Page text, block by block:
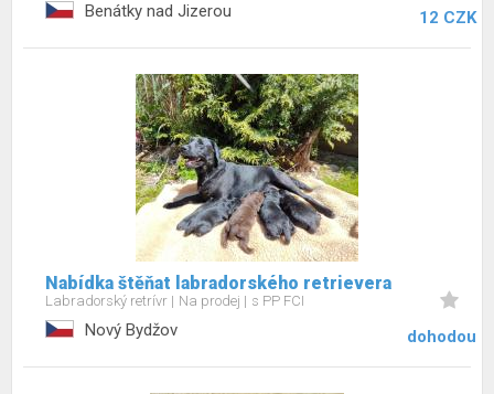
Benátky nad Jizerou 12 CZK
Nabídka štěňat labradorského retrievera
Labradorský retrívr Na prodej s PP FCI
Nový Bydžov dohodou